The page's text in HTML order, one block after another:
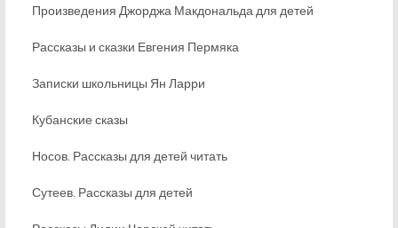
Произведения Джорджа Макдональда для детей
Рассказы и сказки Евгения Пермяка
Записки школьницы Ян Ларри
Кубанские сказы
Носов. Рассказы для детей читать
Сутеев. Рассказы для детей